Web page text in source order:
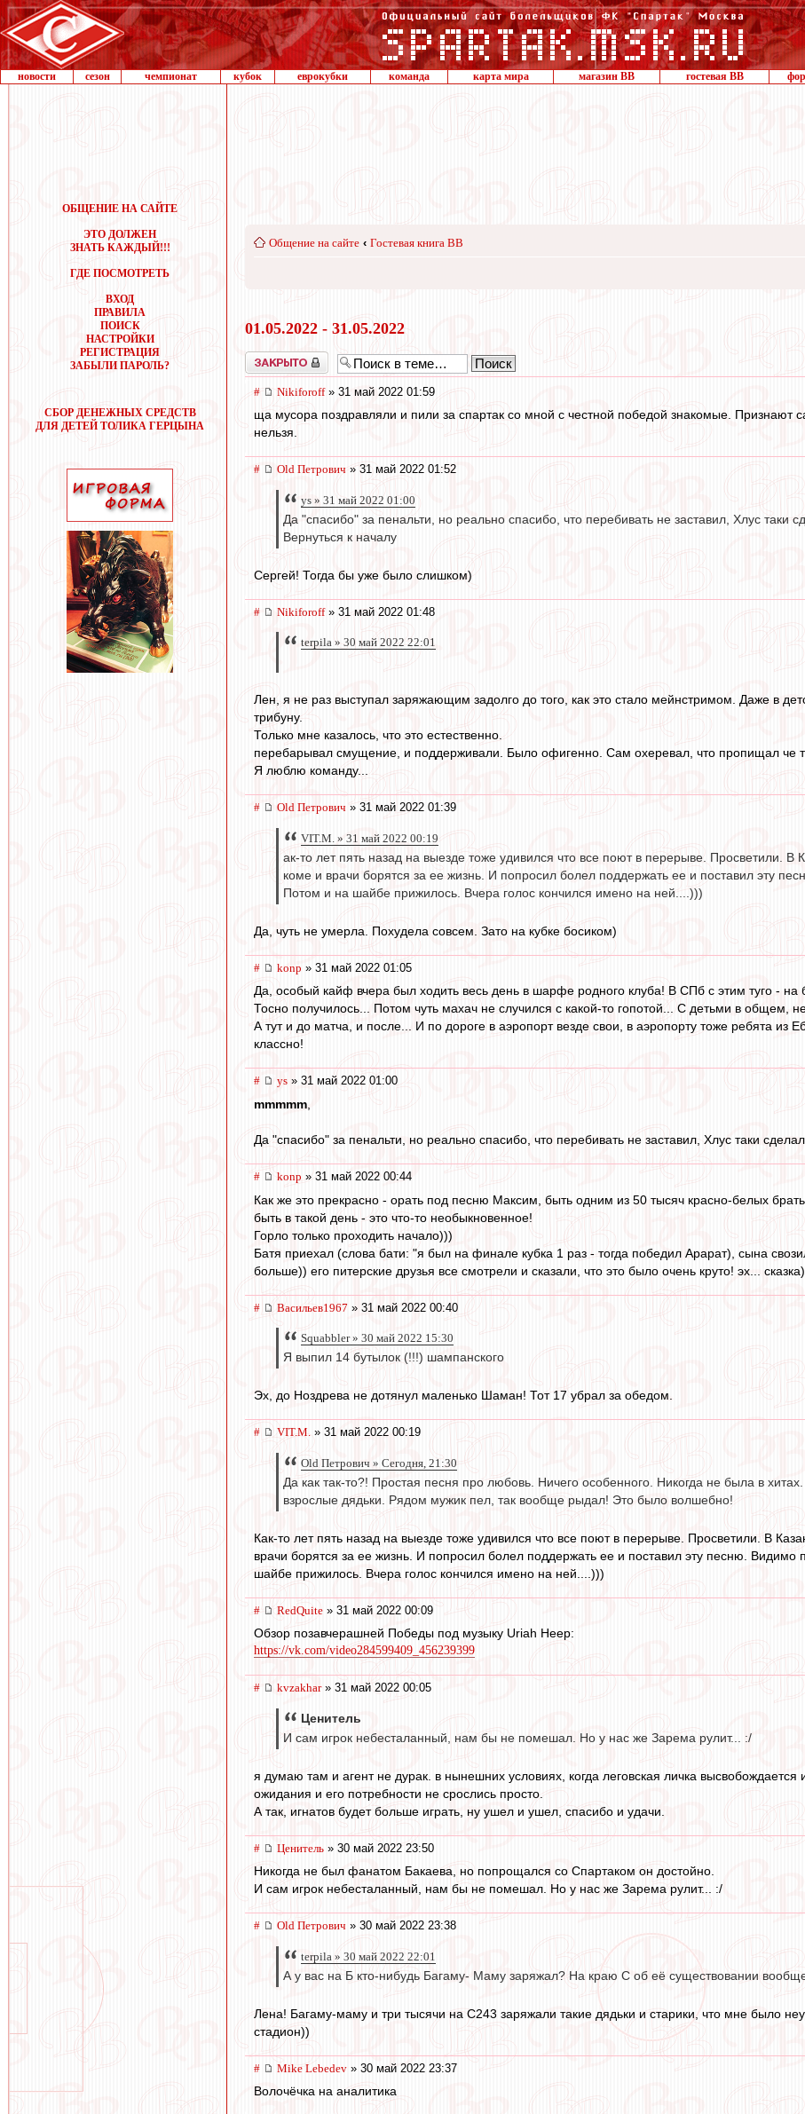
новости сезон чемпионат кубок еврокубки команда карта мира магазин ВВ гостевая ВВ
ОБЩЕНИЕ НА САЙТЕ
ЭТО ДОЛЖЕН
ЗНАТЬ КАЖДЫЙ!!!
ГДЕ ПОСМОТРЕТЬ
ВХОД
ПРАВИЛА
ПОИСК
НАСТРОЙКИ
РЕГИСТРАЦИЯ
ЗАБЫЛИ ПАРОЛЬ?
СБОР ДЕНЕЖНЫХ СРЕДСТВ
ДЛЯ ДЕТЕЙ ТОЛИКА ГЕРЦЫНА
Общение на сайте ‹ Гостевая книга ВВ
01.05.2022 - 31.05.2022
Закрыто
# Nikiforoff» 31 май 2022 01:59
ща мусора поздравляли и пили за спартак со мной с честной победой знакомые. Признают
нельзя.
# Old Петрович » 31 май 2022 01:52
ys » 31 май 2022 01:00
Да "спасибо" за пенальти, но реально спасибо, что перебивать не заставил, Хлус таки
Вернуться к началу
Сергей! Тогда бы уже было слишком)
# Nikiforoff» 31 май 2022 01:48
terpila » 30 май 2022 22:01
Лен, я не раз выступал заряжающим задолго до того, как это стало мейнстримом. Даже в
трибуну.
Только мне казалось, что это естественно.
перебарывал смущение, и поддерживали. Было офигенно. Сам охеревал, что пропищал че
Я люблю команду...
# Old Петрович » 31 май 2022 01:39
VIT.M. » 31 май 2022 00:19
ак-то лет пять назад на выезде тоже удивился что все поют в перерыве. Просветили.
коме и врачи борятся за ее жизнь. И попросил болел поддержать ее и поставил эту
Потом и на шайбе прижилось. Вчера голос кончился имено на ней....)))
Да, чуть не умерла. Похудела совсем. Зато на кубке босиком)
# konp » 31 май 2022 01:05
Да, особый кайф вчера был ходить весь день в шарфе родного клуба! В СПб с этим туго -
Тосно получилось... Потом чуть махач не случился с какой-то гопотой... С детьми в общем,
А тут и до матча, и после... И по дороге в аэропорт везде свои, в аэропорту тоже ребята из
классно!
# ys » 31 май 2022 01:00
mmmmm
Да "спасибо" за пенальти, но реально спасибо, что перебивать не заставил, Хлус таки
# konp » 31 май 2022 00:44
Как же это прекрасно - орать под песню Максим, быть одним из 50 тысяч красно-белых
быть в такой день - это что-то необыкновенное!
Горло только проходить начало)))
Батя приехал (слова бати: "я был на финале кубка 1 раз - тогда победил Арарат), сына
больше)) его питерские друзья все смотрели и сказали, что это было очень круто! эх...
# Васильев1967 » 31 май 2022 00:40
Squabbler » 30 май 2022 15:30
Я выпил 14 бутылок (!!!) шампанского
Эх, до Ноздрева не дотянул маленько Шаман! Тот 17 убрал за обедом.
# VIT.M. » 31 май 2022 00:19
Old Петрович » Сегодня, 21:30
Да как так-то?! Простая песня про любовь. Ничего особенного. Никогда не была в
взрослые дядьки. Рядом мужик пел, так вообще рыдал! Это было волшебно!
Как-то лет пять назад на выезде тоже удивился что все поют в перерыве. Просветили. В
врачи борятся за ее жизнь. И попросил болел поддержать ее и поставил эту песню. Видимо
шайбе прижилось. Вчера голос кончился имено на ней....)))
# RedQuite » 31 май 2022 00:09
Обзор позавчерашней Победы под музыку Uriah Heep:
https://vk.com/video284599409_456239399
# kvzakhar» 31 май 2022 00:05
Ценитель
И сам игрок небесталанный, нам бы не помешал. Но у нас же Зарема рулит... :/
я думаю там и агент не дурак. в нынешних условиях, когда леговская личка
ожидания и его потребности не срослись просто.
А так, игнатов будет больше играть, ну ушел и ушел, спасибо и удачи.
# Ценитель » 30 май 2022 23:50
Никогда не был фанатом Бакаева, но попрощался со Спартаком он достойно.
И сам игрок небесталанный, нам бы не помешал. Но у нас же Зарема рулит... :/
# Old Петрович » 30 май 2022 23:38
terpila » 30 май 2022 22:01
А у вас на Б кто-нибудь Багаму- Маму заряжал? На краю С об её существовании
Лена! Багаму-маму и три тысячи на С243 заряжали такие дядьки и старики, что мне было
стадион))
# Mike Lebedev » 30 май 2022 23:37
Волочёчка на аналитика